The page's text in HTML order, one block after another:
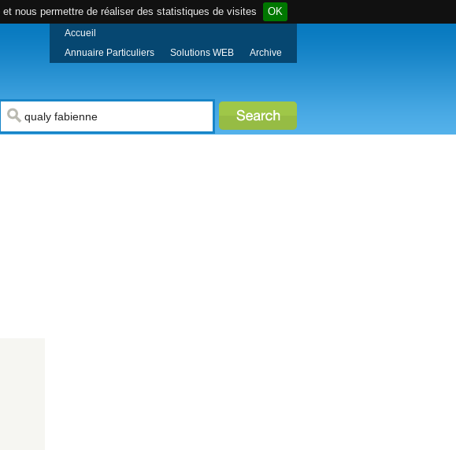
nous permettre de réaliser des statistiques de visites OK
Accueil
Annuaire Particuliers
Solutions WEB Archive